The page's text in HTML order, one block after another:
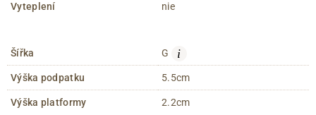
Vyteplení nie
Šířka G i
Výška podpatku 5.5cm
Výška platformy 2.2cm